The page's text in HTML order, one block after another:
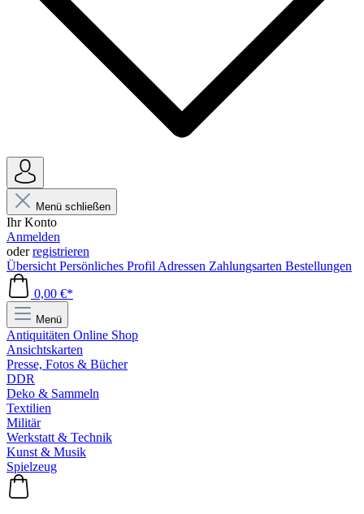
Menü schließen
Ihr Konto
Anmelden
oderregistrieren
Übersicht Persönliches Profil Adressen Zahlungsarten Bestellungen
0,00 €*
Menü
Antiquitäten Online Shop
Ansichtskarten
Presse, Fotos & Bücher
DDR
Deko & Sammeln
Textilien
Militär
Werkstatt & Technik
Kunst & Musik
Spielzeug